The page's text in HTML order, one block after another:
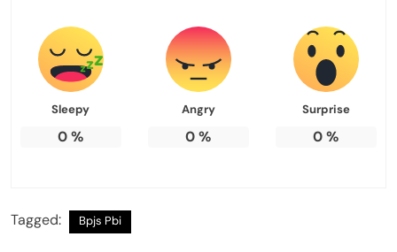
Sleepy
0%
Angry
0%
Surprise
0%
Tagged: Bpjs Pbi